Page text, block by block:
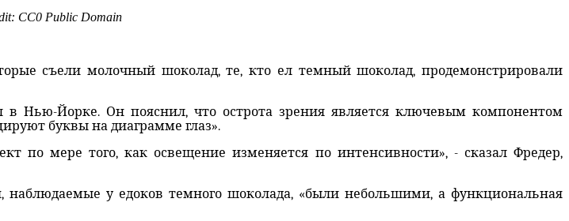
CC0 Public Domain
съели молочный шоколад, те, кто ел темный шоколад, продемонстрировали
Нью-Йорке. Он пояснил, что острота зрения является ключевым компонентом
буквы на диаграмме глаз».
по мере того, как освещение изменяется по интенсивности», - сказал Фредер,
наблюдаемые у едоков темного шоколада, «были небольшими, а функциональная